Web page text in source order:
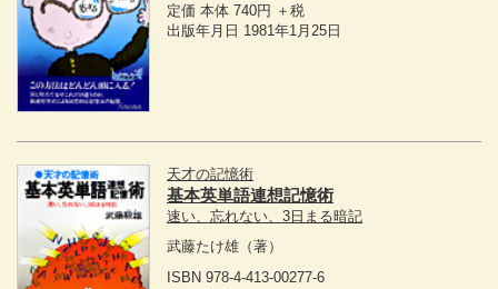
定価 本体 740円 ＋税
出版年月日 1981年1月25日
天才の記憶術
基本英単語連想記憶術
速い、忘れない、3日まる暗記
武藤たけ雄 （著）
ISBN 978-4-413-00277-6